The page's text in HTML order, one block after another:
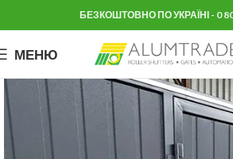
БЕЗКОШТОВНО ПО УКРАЇНІ - 0
МЕНЮ